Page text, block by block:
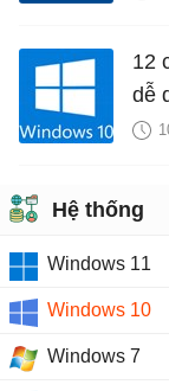
12
dễ
Hệ thống
Windows 11
Windows 10
Windows 7